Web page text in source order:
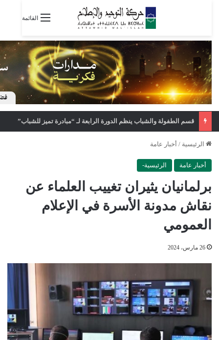
القائمة
قسم الطفولة والشباب ينظم الدورة الرابعة لـ “مبادرة تميز للشباب”
الرئيسية / أخبار عامة
أخبار عامة الرئيسية-
برلمانيان يثيران تغييب العلماء عن
نقاش مدونة الأسرة في الإعلام
العمومي
26 مارس، 2024